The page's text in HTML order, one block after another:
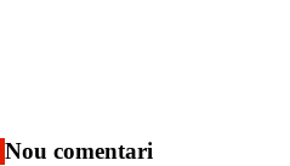
Nou comentari